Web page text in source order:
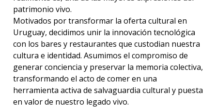
patrimonio vivo.
Motivados por transformar la oferta cultural en
Uruguay, decidimos unir la innovación tecnológica
con los bares y restaurantes que custodian nuestra
cultura e identidad. Asumimos el compromiso de
generar conciencia y preservar la memoria colectiva,
transformando el acto de comer en una
herramienta activa de salvaguardia cultural y puesta
en valor de nuestro legado vivo.